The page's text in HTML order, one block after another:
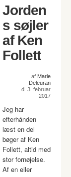
Jorden
s søjler
af Ken
Follett
af Marie
Deleuran
d. 3. februar
2017
Jeg har
efterhånden
læst en del
bøger af Ken
Follett, altid med
stor fornøjelse.
Af en eller